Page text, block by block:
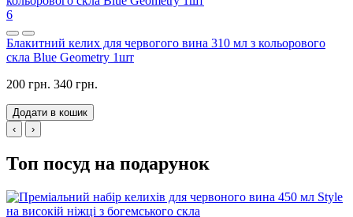
6
Блакитний келих для червогого вина 310 мл з кольорового
скла Blue Geometry 1шт
200 грн. 340 грн.
Додати в кошик
‹
›
Топ посуд на подарунок